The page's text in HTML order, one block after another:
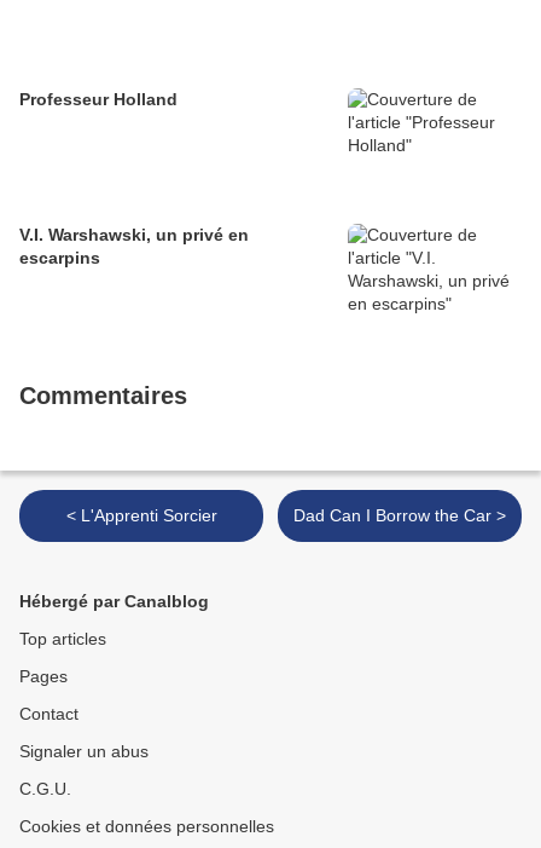
Professeur Holland
V.I. Warshawski, un privé en
escarpins
Commentaires
< L'Apprenti Sorcier Dad Can I Borrow the Car >
Hébergé par Canalblog
Top articles
Pages
Contact
Signaler un abus
C.G.U.
Cookies et données personnelles